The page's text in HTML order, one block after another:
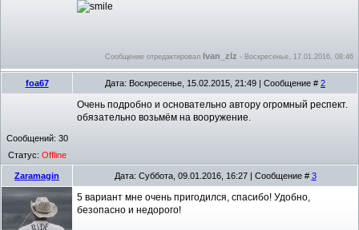
Сообщение отредактировал Ivan_zlz - Воскресенье, 17.01.2016, 08:46
foa67 Дата: Воскресенье, 15.02.2015, 21:49 | Сообщение # 2
Сообщений: 30
Статус: Offline
Очень подробно и основательно автору огромный респект.
обязательно возьмём на вооружение.
Zaramagin Дата: Суббота, 09.01.2016, 16:27 | Сообщение # 3
5 вариант мне очень пригодился, спасибо! Удобно,
безопасно и недорого!